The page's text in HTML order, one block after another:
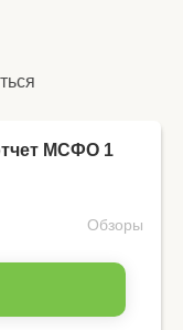
МСФО 1
Обзоры